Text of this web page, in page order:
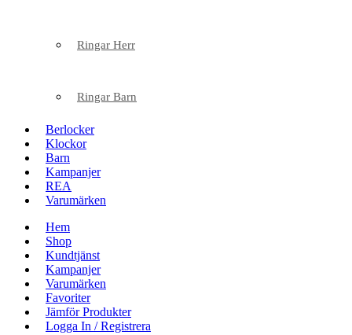
Ringar Herr
Ringar Barn
Berlocker
Klockor
Barn
Kampanjer
REA
Varumärken
Hem
Shop
Kundtjänst
Kampanjer
Varumärken
Favoriter
Jämför Produkter
Logga In / Registrera